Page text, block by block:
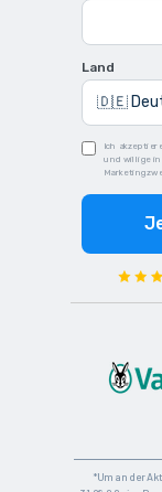
Land
Ich
und willige in
*Um an der